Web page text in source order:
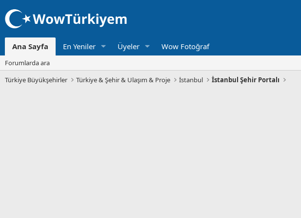
Ana Sayfa En Yeniler Üyeler Wow Fotoğraf
Forumlarda ara
Türkiye Büyükşehirler
Türkiye & Şehir & Ulaşım & Proje İstanbul İstanbul Şehir Portalı